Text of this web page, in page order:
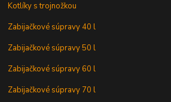
Kotlíky s trojnožkou
Zabijačkové súpravy 40 l
Zabijačkové súpravy 50 l
Zabijačkové súpravy 60 l
Zabijačkové súpravy 70 l